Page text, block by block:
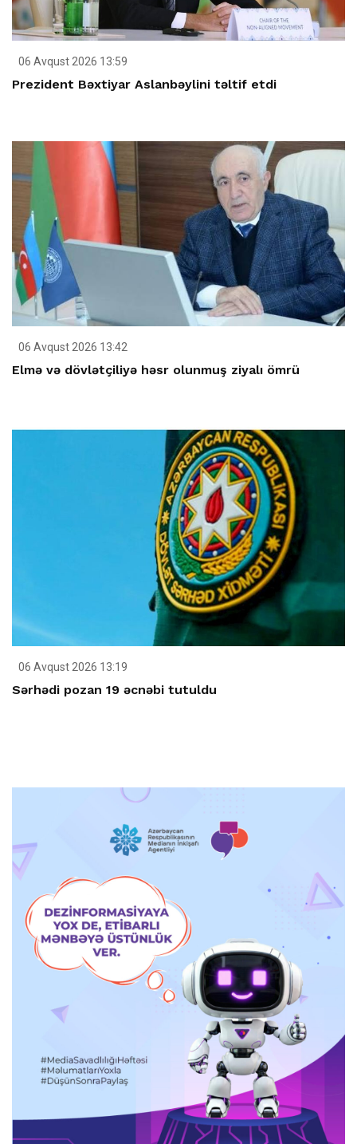
06 Avqust 2026 13:59
Prezident Bəxtiyar Aslanbəylini təltif etdi
06 Avqust 2026 13:42
Elmə və dövlətçiliyə həsr olunmuş ziyalı ömrü
06 Avqust 2026 13:19
Sərhədi pozan 19 əcnəbi tutuldu